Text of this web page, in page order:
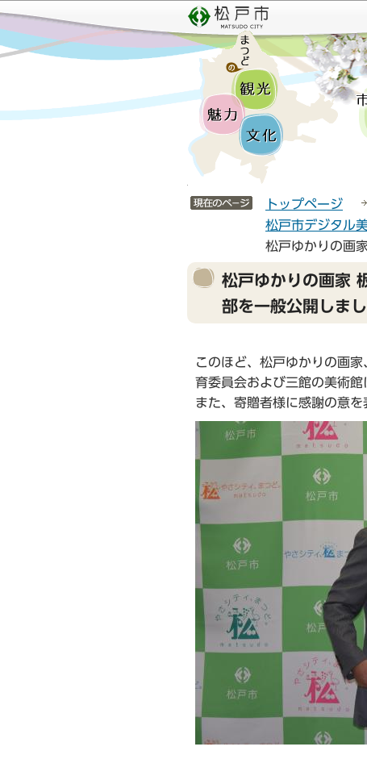
こ
の
ペ
の
サ
イ
ト
ュ
サイトメニューここまで
トップページ
松戸市デジタル
松戸ゆかりの画
本
松戸ゆかりの画家
部を一般公開しま
このほど、松戸ゆかりの画
育委員会および三館の美術
また、寄贈者様に感謝の意を